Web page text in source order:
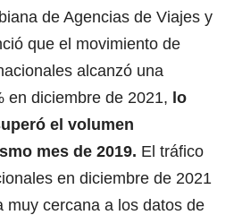
de Agencias de Viajes y
que el movimiento de
alcanzó una
en diciembre de 2021, lo
el volumen
mes de 2019. El tráfico
en diciembre de 2021
muy cercana a los datos de